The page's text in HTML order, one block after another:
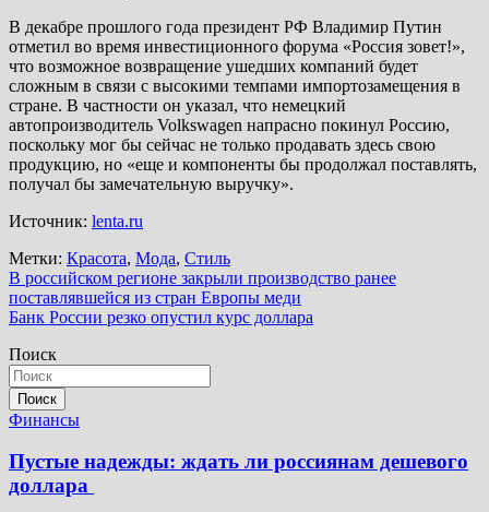
В декабре прошлого года президент РФ Владимир Путин
отметил во время инвестиционного форума «Россия зовет!»,
что возможное возвращение ушедших компаний будет
сложным в связи с высокими темпами импортозамещения в
стране. В частности он указал, что немецкий
автопроизводитель Volkswagen напрасно покинул Россию,
поскольку мог бы сейчас не только продавать здесь свою
продукцию, но «еще и компоненты бы продолжал поставлять,
получал бы замечательную выручку».
Источник: lenta.ru
Метки: Красота, Мода, Стиль
Навигация
по
В российском регионе закрыли производство ранее
поставлявшейся из стран Европы меди
Банк России резко опустил курс доллара
Поиск
Поиск
Финансы
Пустые надежды: ждать ли россиянам дешевого
доллара